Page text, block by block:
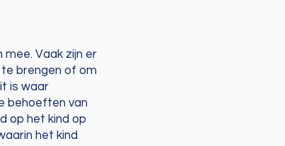
mee. Vaak zijn er
te brengen of om
is waar
behoeften van
op het kind op
het kind